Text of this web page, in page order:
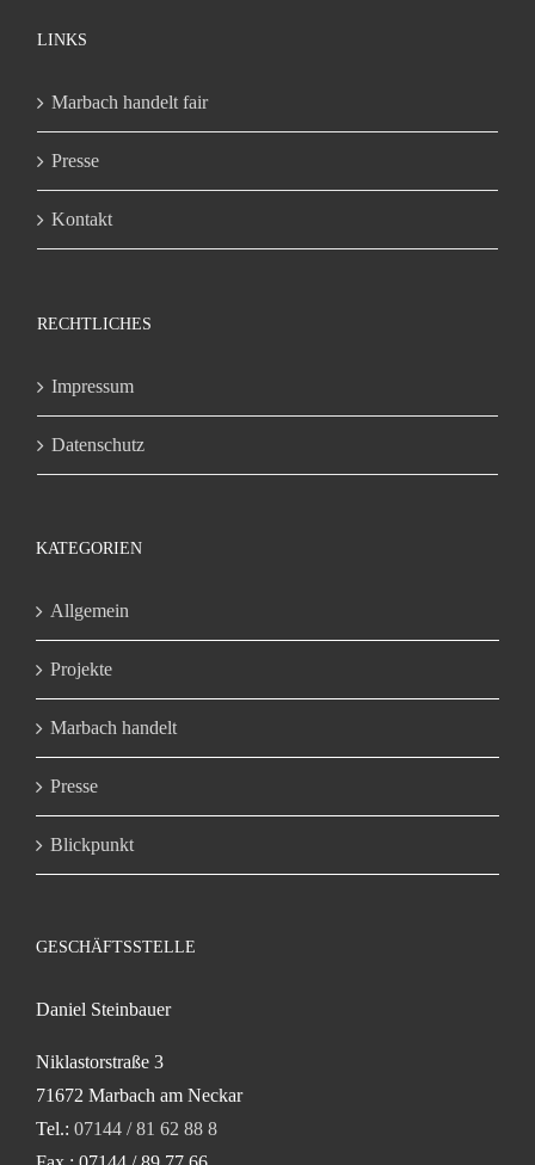
LINKS
Marbach handelt fair
Presse
Kontakt
RECHTLICHES
Impressum
Datenschutz
KATEGORIEN
Allgemein
Projekte
Marbach handelt
Presse
Blickpunkt
GESCHÄFTSSTELLE
Daniel Steinbauer
Niklastorstraße 3
71672 Marbach am Neckar
Tel.: 07144 / 81 62 88 8